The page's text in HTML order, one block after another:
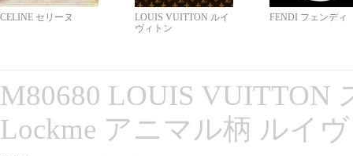
CELINE セリーヌ
LOUIS VUITTON ルイ
ヴィトン
FENDI フェンディ
M80680 LOUIS VUITTON
Lockme アニマル柄 ルイ